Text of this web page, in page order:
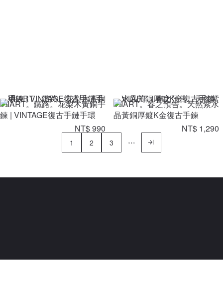
VIIART。鐵路。花梨木黃銅手
鍊 | VINTAGE復古手鏈手環
NT$ 990
VIIART。春之預告。天然紫水
晶黃銅厚鍍K金復古手鍊
NT$ 1,290
1 2 3